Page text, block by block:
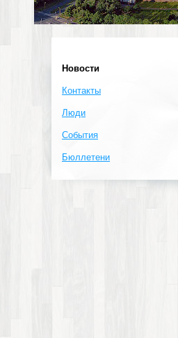
Новости
Контакты
Люди
События
Бюллетени